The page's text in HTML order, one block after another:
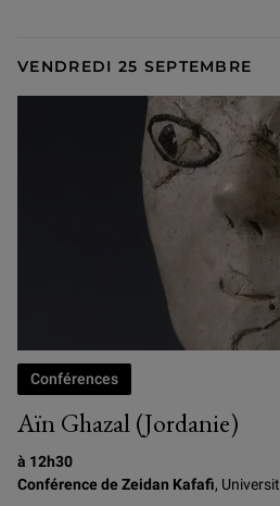
VENDREDI 25 SEPTEMBRE
Aïn Ghazal (Jordanie)
Conférences
à 12h30
Conférence de Zeidan Kafafi,